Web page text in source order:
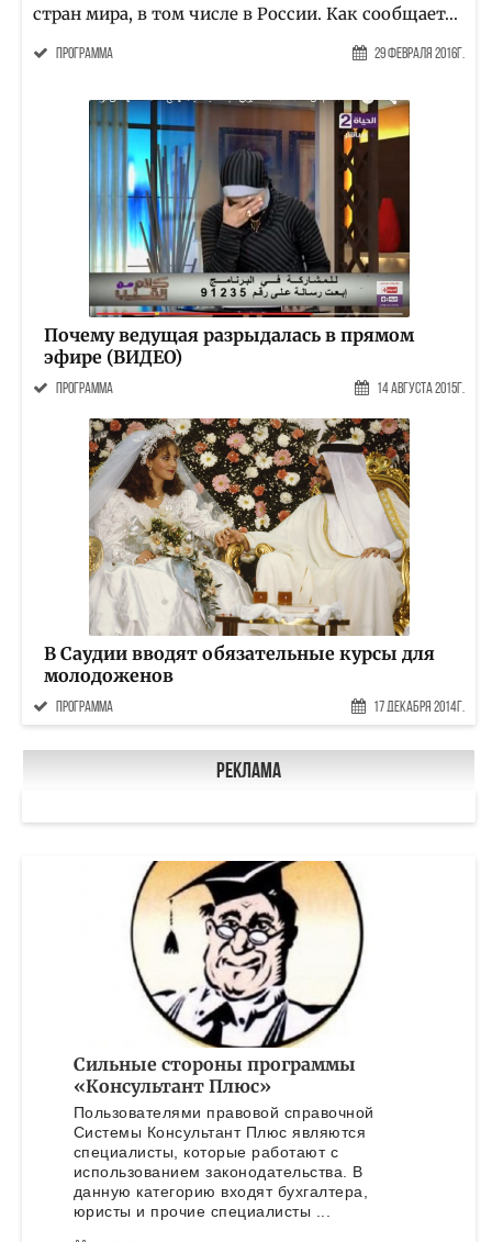
стран мира, в том числе в России. Как сообщает...
программа 29 Февраля 2016г.
Почему ведущая разрыдалась в прямом
эфире (ВИДЕО)
программа 14 Августа 2015г.
В Саудии вводят обязательные курсы для
молодоженов
программа 17 Декабря 2014г.
Реклама
Сильные стороны программы
«Консультант Плюс»
Пользователями правовой справочной
Системы Консультант Плюс являются
специалисты, которые работают с
использованием законодательства. В
данную категорию входят бухгалтера,
юристы и прочие специалисты ...